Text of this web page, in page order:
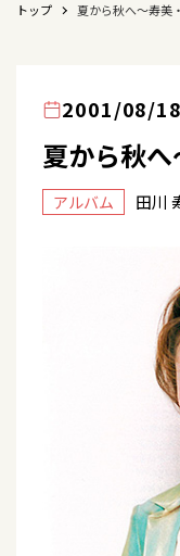
トップ 夏から秋へ〜寿美
2001/08/18
夏から秋
アルバム 田川